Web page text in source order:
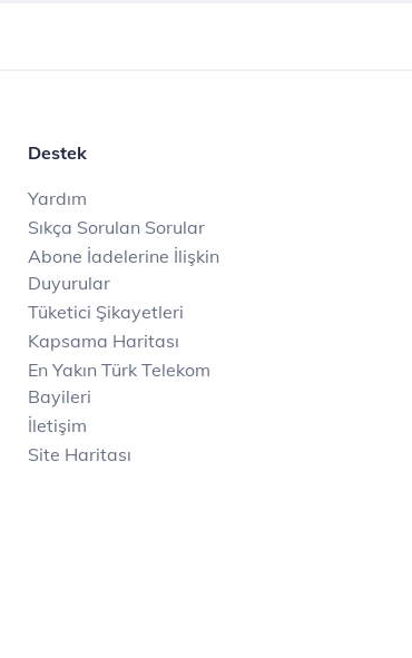
Destek
Yardım
Sıkça Sorulan Sorular
Abone İadelerine İlişkin
Duyurular
Tüketici Şikayetleri
Kapsama Haritası
En Yakın Türk Telekom
Bayileri
İletişim
Site Haritası